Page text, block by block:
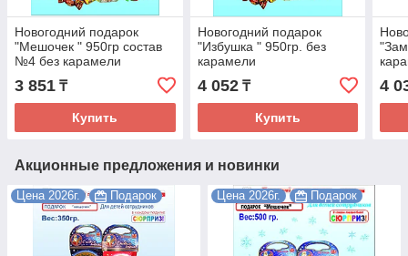
Новогодний подарок
"Мешочек " 950гр состав
№4 без карамели
3 851 ₸
Купить
Новогодний подарок
"Избушка " 950гр. без
карамели
4 052₸
Купить
4
Акционные предложения и новинки
Цена 2026г. Подарок Цена 2026г. Подарок